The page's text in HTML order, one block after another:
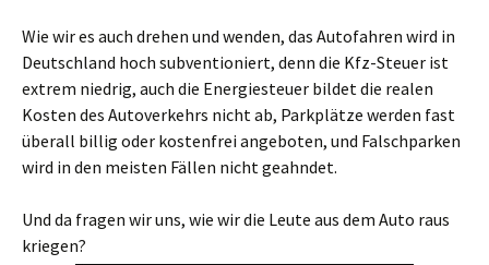
Wie wir es auch drehen und wenden, das Autofahren wird in
Deutschland hoch subventioniert, denn die Kfz-Steuer ist
extrem niedrig, auch die Energiesteuer bildet die realen
Kosten des Autoverkehrs nicht ab, Parkplätze werden fast
überall billig oder kostenfrei angeboten, und Falschparken
wird in den meisten Fällen nicht geahndet.
Und da fragen wir uns, wie wir die Leute aus dem Auto raus
kriegen?